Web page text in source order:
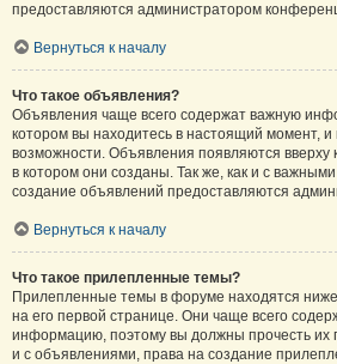
предоставляются администратором
Вернуться к началу
Что такое объявления?
Объявления чаще всего содержат важную
котором вы находитесь в настоящий момент,
возможности. Объявления появляются
в котором они созданы. Так же, как и с
создание объявлений предоставляются
Вернуться к началу
Что такое прилепленные темы?
Прилепленные темы в форуме находятся
на его первой странице. Они чаще всего
информацию, поэтому вы должны прочесть их
и с объявлениями, права на создание